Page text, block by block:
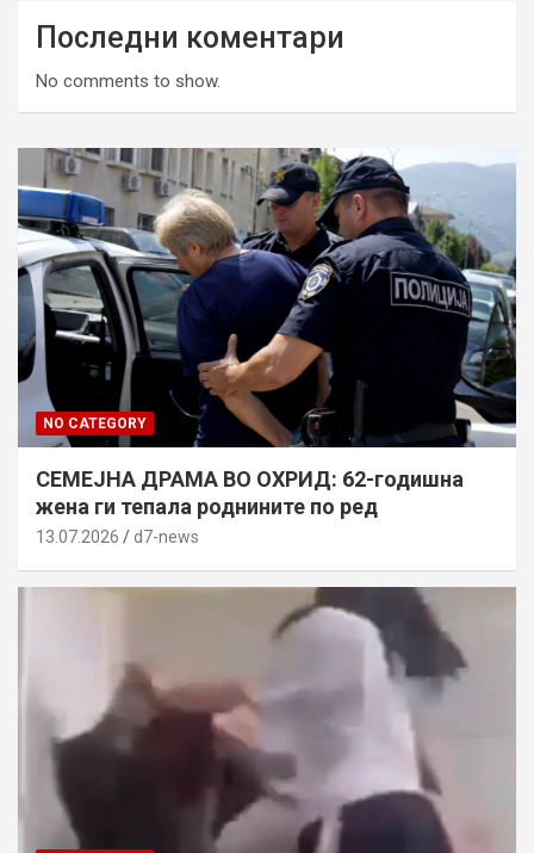
Последни коментари
No comments to show.
NO CATEGORY
СЕМЕЈНА ДРАМА ВО ОХРИД: 62-годишна
жена ги тепала роднините по ред
13.07.2026 d7-news